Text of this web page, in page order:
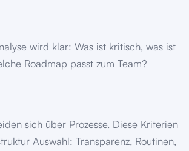
wird klar: Was ist kritisch, was ist
Roadmap passt zum Team?
sich über Prozesse. Diese Kriterien
Auswahl: Transparenz, Routinen,